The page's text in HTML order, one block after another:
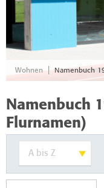
Wohnen Namenbuch
Namenbuch
Flurnamen)